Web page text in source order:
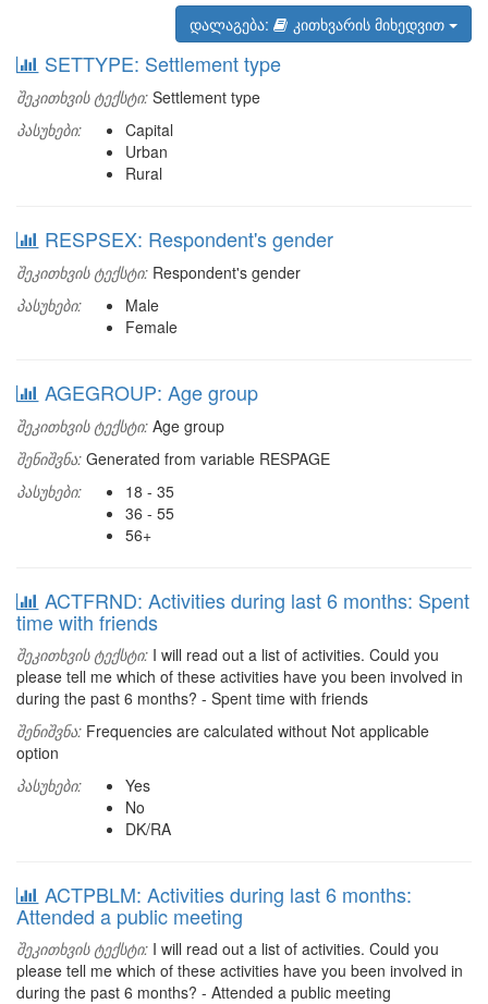
დალაგება: კითხვარის მიხედვით
SETTYPE: Settlement type
შეკითხვის ტექსტი: Settlement type
პასუხები:
Capital
Urban
Rural
RESPSEX: Respondent's gender
შეკითხვის ტექსტი: Respondent's gender
პასუხები:
Male
Female
AGEGROUP: Age group
შეკითხვის ტექსტი: Age group
შენიშვნა: Generated from variable RESPAGE
პასუხები:
18 - 35
36 - 55
56+
ACTFRND: Activities during last 6 months: Spent
time with friends
შეკითხვის ტექსტი: I will read out a list of activities. Could you
please tell me which of these activities have you been involved in
during the past 6 months? - Spent time with friends
შენიშვნა: Frequencies are calculated without Not applicable
option
პასუხები:
Yes
No
DK/RA
ACTPBLM: Activities during last 6 months:
Attended a public meeting
შეკითხვის ტექსტი: I will read out a list of activities. Could you
please tell me which of these activities have you been involved in
during the past 6 months? - Attended a public meeting